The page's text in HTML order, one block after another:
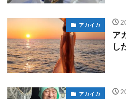
アカイカ
ア
し
アカイカ